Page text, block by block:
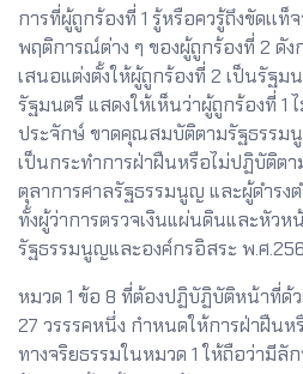
การที่ผู้ถูกร้องที่ 1 รู้หรือควรู้ถึงขัดเเท็
พฤติการณ์ต่าง ๆ ของผู้ถูกร้องที่ 2 ดัง
เสนอแต่งตั้งให้ผู้ถูกร้องที่ 2 เป็นรัฐ
รัฐมนตรี แสดงให้เห็นว่าผู้ถูกร้องที่ 1
ประจักษ์ ขาดคุณสมบัติตามรัฐธรรม
เป็นกระทำการฝ่าฝืนหรือไม่ปฏิบัติต
ตุลาการศาลรัฐธรรมนูญ และผู้ดำรง
ทั้งผู้ว่าการตรวจเงินแผ่นดินและหัวห
รัฐธรรมนูญและองค์กรอิสระ พ.ศ
หมวด 1 ข้อ 8 ที่ต้องปฏิบัฏิบัติหน้าที่ด้
27 วรรรคหนึ่ง กำหนดให้การฝ่าฝืน
ทางจริยธรรมในหมวด 1 ให้ถือว่ามีลั